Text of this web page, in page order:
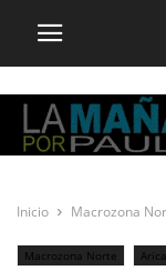
Inicio Macrozona
Macrozona Norte Arica